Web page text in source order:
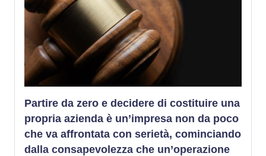
Partire da zero e decidere di costituire una
propria azienda è un’impresa non da poco
che va affrontata con serietà, cominciando
dalla consapevolezza che un’operazione